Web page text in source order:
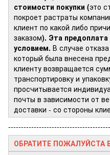
стоимости покупки (это
покроет растраты
клиент по какой либо
заказом). Эта
условием. В случае
который была внесена
клиенту возвращается
транспортировку и
просчитывается
почты в зависимости от
доставки - со стороны
ОБРАТИТЕ ПОЖАЛУЙСТА